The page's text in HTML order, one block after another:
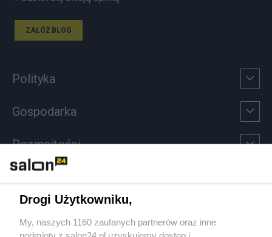
ZAŁÓŻ BLOG
Polityka
Gospodarka
Rozmaitości
Sport
Drogi Użytkowniku,
My, naszych 1160 zaufanych partnerów oraz inne
podmioty z salon24.pl uzyskujemy dostęp i